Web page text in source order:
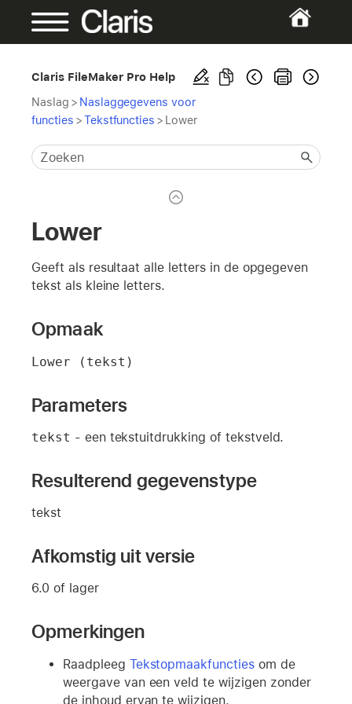
Claris FileMaker Pro Help
Naslag > Naslaggegevens voor
functies >Tekstfuncties > Lower
Lower
Geeft als resultaat alle letters in de opgegeven
tekst als kleine letters.
Opmaak
Lower (tekst)
Parameters
tekst - een tekstuitdrukking of tekstveld.
Resulterend gegevenstype
tekst
Afkomstig uit versie
6.0 of lager
Opmerkingen
Raadpleeg Tekstopmaakfunctiesom de
weergave van een veld te wijzigen zonder
de inhoud ervan te wijzigen.